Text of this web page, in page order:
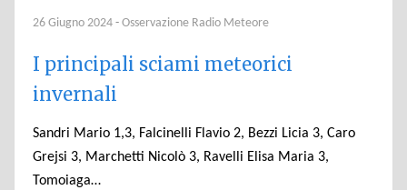
26 Giugno 2024 - Osservazione Radio Meteore
I principali sciami meteorici
invernali
Sandri Mario 1,3, Falcinelli Flavio 2, Bezzi Licia 3, Caro
Grejsi 3, Marchetti Nicolò 3, Ravelli Elisa Maria 3,
Tomoiaga…